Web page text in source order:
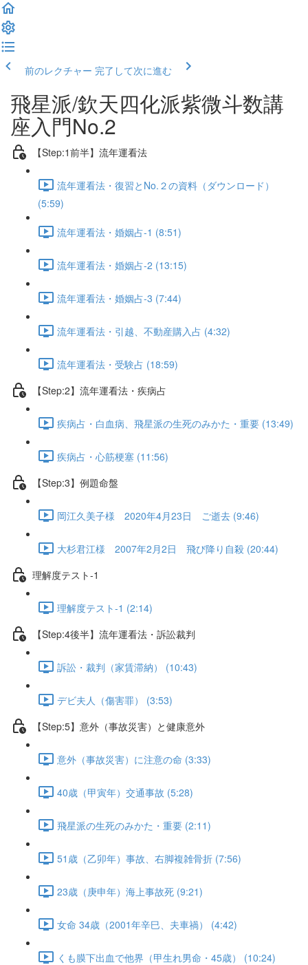
前のレクチャー 完了して次に進む
飛星派/欽天四化派紫微斗数講
座入門No.2
【Step:1前半】流年運看法
流年運看法・復習とNo.２の資料（ダウンロード）
(5:59)
流年運看法・婚姻占-1 (8:51)
流年運看法・婚姻占-2 (13:15)
流年運看法・婚姻占-3 (7:44)
流年運看法・引越、不動産購入占 (4:32)
流年運看法・受験占 (18:59)
【Step:2】流年運看法・疾病占
疾病占・白血病、飛星派の生死のみかた・重要 (13:49)
疾病占・心筋梗塞 (11:56)
【Step:3】例題命盤
岡江久美子様 2020年4月23日 ご逝去 (9:46)
大杉君江様 2007年2月2日 飛び降り自殺 (20:44)
理解度テスト-1
理解度テスト-1 (2:14)
【Step:4後半】流年運看法・訴訟裁判
訴訟・裁判（家賃滞納） (10:43)
デビ夫人（傷害罪） (3:53)
【Step:5】意外（事故災害）と健康意外
意外（事故災害）に注意の命 (3:33)
40歳（甲寅年）交通事故 (5:28)
飛星派の生死のみかた・重要 (2:11)
51歳（乙卯年）事故、右脚複雑骨折 (7:56)
23歳（庚申年）海上事故死 (9:21)
女命 34歳（2001年辛巳、夫車禍） (4:42)
くも膜下出血で他界（甲生れ男命・45歳） (10:24)